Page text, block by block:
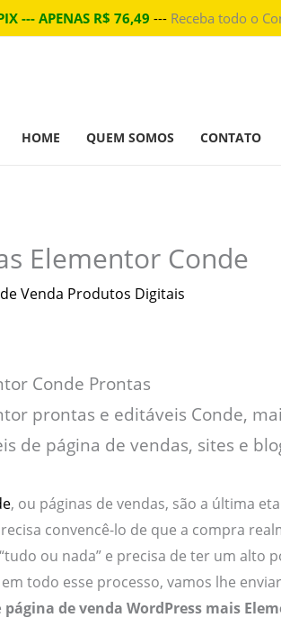
--- APENAS R$ 76,49 --- Receba todo o
HOME QUEM SOMOS CONTATO
Elementor Conde
Venda Produtos Digitais
Conde Prontas
prontas e editáveis Conde,
de página de vendas, sites e
, ou páginas de vendas, são a última
convencê-lo de que a compra
ou nada” e precisa de ter um alto
todo esse processo, vamos lhe
página de venda WordPress mais